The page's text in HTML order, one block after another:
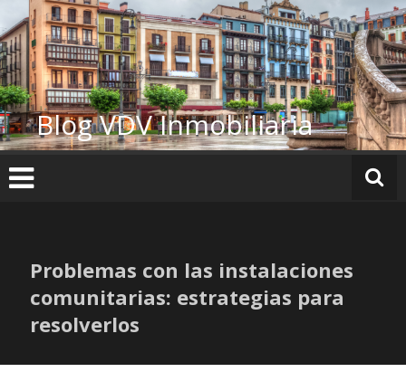
al
contenido
Blog VDV Inmobiliaria
Problemas con las instalaciones
comunitarias: estrategias para
resolverlos